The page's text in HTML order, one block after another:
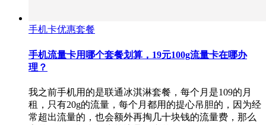
手机卡优惠套餐
手机流量卡用哪个套餐划算，19元100g流量卡在哪办
理？
我之前手机用的是联通冰淇淋套餐，每个月是109的月
租，只有20g的流量，每个月都用的提心吊胆的，因为经
常超出流量的，也会额外再掏几十块钱的流量费，那么